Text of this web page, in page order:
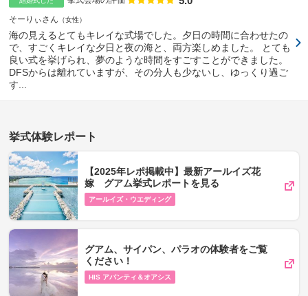
そーりぃさん 女性
海の見えるとてもキレイな式場でした。夕日の時間に合わせたの
で、すごくキレイな夕日と夜の海と、両方楽しめました。 とても
良い式を挙げられ、夢のような時間をすごすことができました。
DFSからは離れていますが、その分人も少ないし、ゆっくり過ご
す...
挙式体験レポート
【2025年レポ掲載中】最新アールイズ花
嫁 グアム挙式レポートを見る
アールイズ・ウエディング
グアム、サイパン、パラオの体験者をご覧
ください！
HIS アバンティ＆オアシス